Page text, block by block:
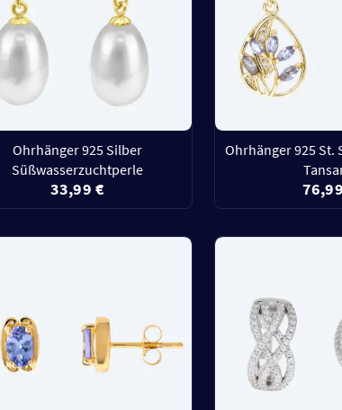
Ohrhänger 925 Silber
Süßwasserzuchtperle
33,99 €
Ohrhänger 925 St.